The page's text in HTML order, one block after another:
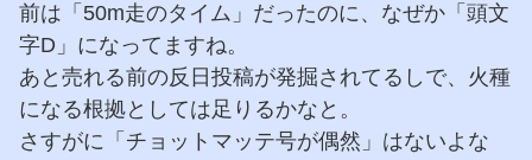
前は「50m走のタイム」だったのに、なぜか「頭文
字D」になってますね。
あと売れる前の反日投稿が発掘されてるしで、火種
になる根拠としては足りるかなと。
さすがに「チョットマッテ号が偶然」はないよな